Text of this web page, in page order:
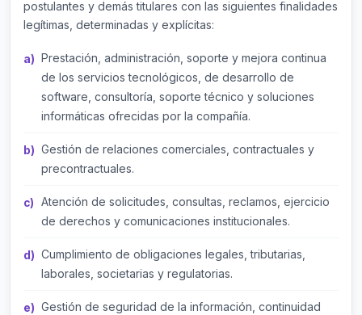
4 Conservación de datos
5 Bases de datos
Origen de los datos
Responsable del tratamiento
9 Delegado de Protección
Consecuencias de entrega
12 Datos erróneos
postulantes y demás titulares con las siguientes finalidades
legítimas, determinadas y explícitas:
Prestación, administración, soporte y mejora continua
de los servicios tecnológicos, de desarrollo de
software, consultoría, soporte técnico y soluciones
informáticas ofrecidas por la compañía.
Gestión de relaciones comerciales, contractuales y
precontractuales.
Atención de solicitudes, consultas, reclamos, ejercicio
de derechos y comunicaciones institucionales.
Cumplimiento de obligaciones legales, tributarias,
laborales, societarias y regulatorias.
Gestión de seguridad de la información, continuidad